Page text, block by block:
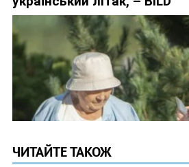
ЧИТАЙТЕ ТАКОЖ